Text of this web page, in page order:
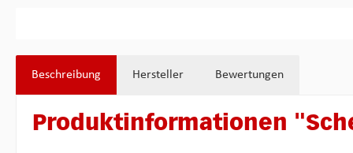
Beschreibung Hersteller Bewertungen
Produktinformationen